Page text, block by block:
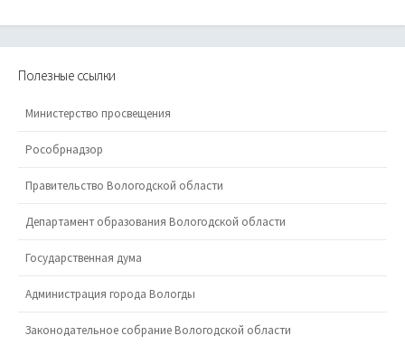
Полезные ссылки
Министерство просвещения
Рособрнадзор
Правительство Вологодской области
Департамент образования Вологодской области
Государственная дума
Администрация города Вологды
Законодательное собрание Вологодской области